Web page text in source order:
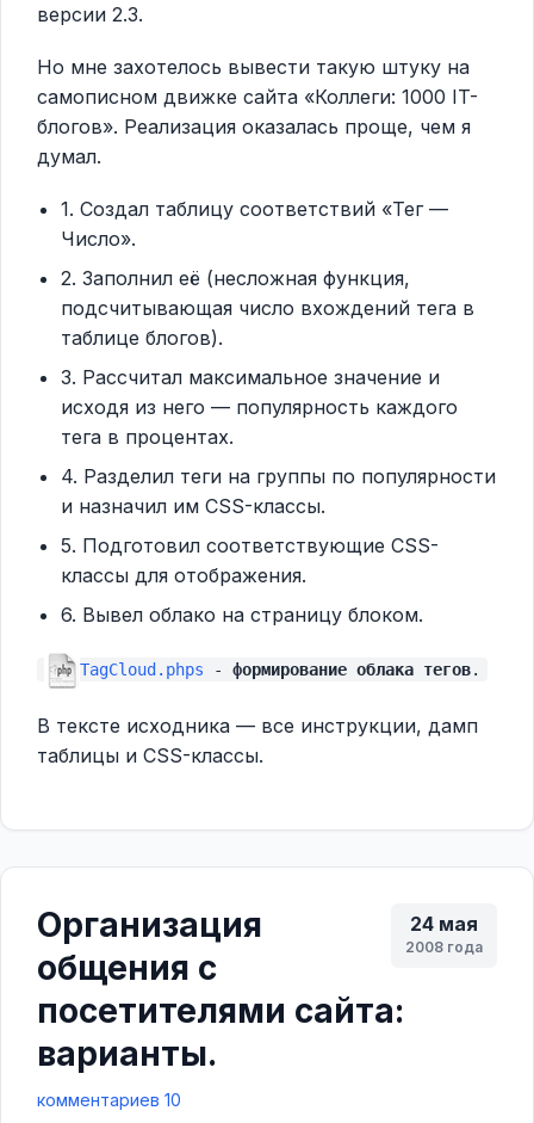
версии 2.3.
Но мне захотелось вывести такую штуку на
самописном движке сайта «Коллеги: 1000 IT-
блогов». Реализация оказалась проще, чем я
думал.
1. Создал таблицу соответствий «Тег —
Число».
2. Заполнил её (несложная функция,
подсчитывающая число вхождений тега в
таблице блогов).
3. Рассчитал максимальное значение и
исходя из него — популярность каждого
тега в процентах.
4. Разделил теги на группы по популярности
и назначил им CSS-классы.
5. Подготовил соответствующие CSS-
классы для отображения.
6. Вывел облако на страницу блоком.
TagCloud.phps - формирование облака тегов.
В тексте исходника — все инструкции, дамп
таблицы и CSS-классы.
24 мая
2008 года
Организация
общения с
посетителями сайта:
варианты.
комментариев 10